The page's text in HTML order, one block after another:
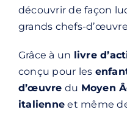
découvrir de façon
grands chefs-
Grâce à un livre
conçu pour les
d’œuvre du Moyen
italienne et même